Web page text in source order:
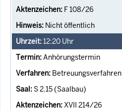
F 108/26
Nicht öffentlich
12:20 Uhr
Anhörungstermin
Betreuungsverfahren
S 2.15 (Saalbau)
XVII 214/26